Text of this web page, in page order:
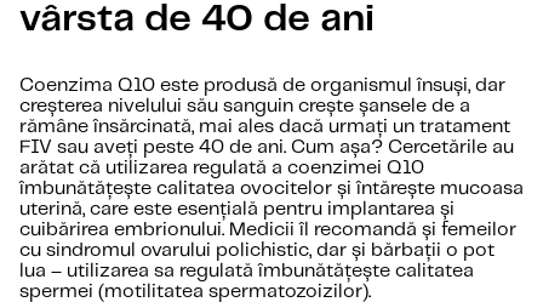
vârsta de 40 de ani
Coenzima Q10 este produsă de organismul însuși, dar
creșterea nivelului său sanguin crește șansele de a
rămâne însărcinată, mai ales dacă urmați un tratament
FIV sau aveți peste 40 de ani. Cum așa? Cercetările au
arătat că utilizarea regulată a coenzimei Q10
îmbunătățește calitatea ovocitelor și întărește mucoasa
uterină, care este esențială pentru implantarea și
cuibărirea embrionului. Medicii îl recomandă și femeilor
cu sindromul ovarului polichistic, dar și bărbații o pot
lua – utilizarea sa regulată îmbunătățește calitatea
spermei (motilitatea spermatozoizilor).